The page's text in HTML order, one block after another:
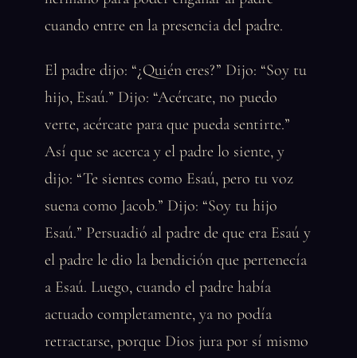
cuando entre en la presencia del padre.
El padre dijo: “¿Quién eres?” Dijo: “Soy tu
hijo, Esaú.” Dijo: “Acércate, no puedo
verte, acércate para que pueda sentirte.”
Así que se acerca y el padre lo siente, y
dijo: “Te sientes como Esaú, pero tu voz
suena como Jacob.” Dijo: “Soy tu hijo
Esaú.” Persuadió al padre de que era Esaú y
el padre le dio la bendición que pertenecía
a Esaú. Luego, cuando el padre había
actuado completamente, ya no podía
retractarse, porque Dios jura por sí mismo